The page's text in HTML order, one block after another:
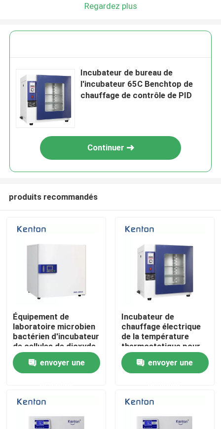
Accueil
Contacts
Regardez plus
Incubateur de bureau de
l'incubateur 65C Benchtop de
chauffage de contrôle de PID
Continuer
produits recommandés
Équipement de
laboratoire microbien
bactérien d'incubateur
de cellules de dioxyde
de carbone de la veste
d'eau IRenvoyer une
Incubateur de
chauffage électrique
de la température
thermostatique pour
le laboratoire
envoyer une